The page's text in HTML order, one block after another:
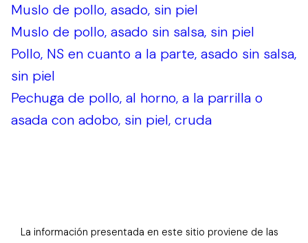
Muslo de pollo, asado, sin piel
Muslo de pollo, asado sin salsa, sin piel
Pollo, NS en cuanto a la parte, asado sin salsa,
sin piel
Pechuga de pollo, al horno, a la parrilla o
asada con adobo, sin piel, cruda
La información presentada en este sitio proviene de las